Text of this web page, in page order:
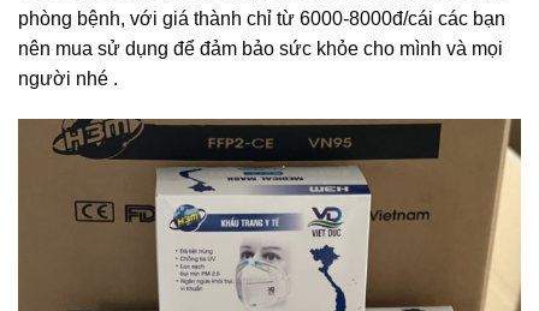
phòng bệnh, với giá thành chỉ từ 6000-8000đ/cái các bạn
nên mua sử dụng để đảm bảo sức khỏe cho mình và mọi
người nhé .